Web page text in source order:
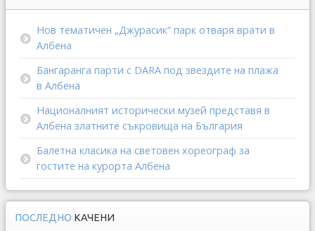
Нов тематичен „Джурасик“ парк отваря врати в
Албена
Бангаранга парти с DARA под звездите на плажа
в Албена
Националният исторически музей представя в
Албена златните съкровища на България
Балетна класика на световен хореограф за
гостите на курорта Албена
ПОСЛЕДНО КАЧЕНИ